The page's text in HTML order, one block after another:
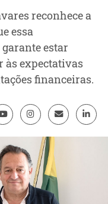
reconhece a
essa
estar
às expectativas
financeiras.